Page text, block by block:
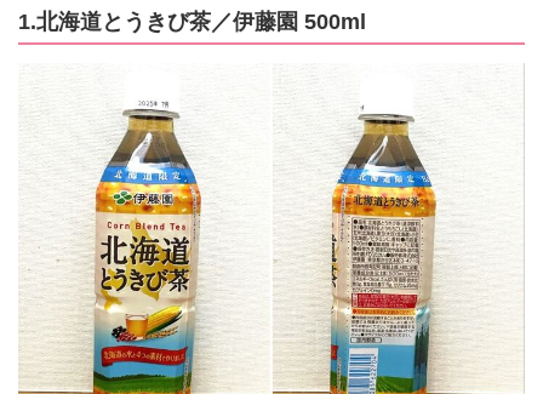
1.北海道とうきび茶／伊藤園 500ml